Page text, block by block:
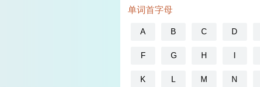
单词首字母
A B C D
F G H
K L M N